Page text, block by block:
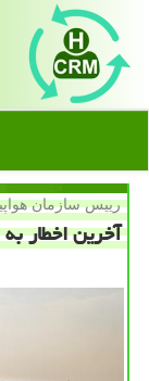
رییس سازمان
آخرین اخطار